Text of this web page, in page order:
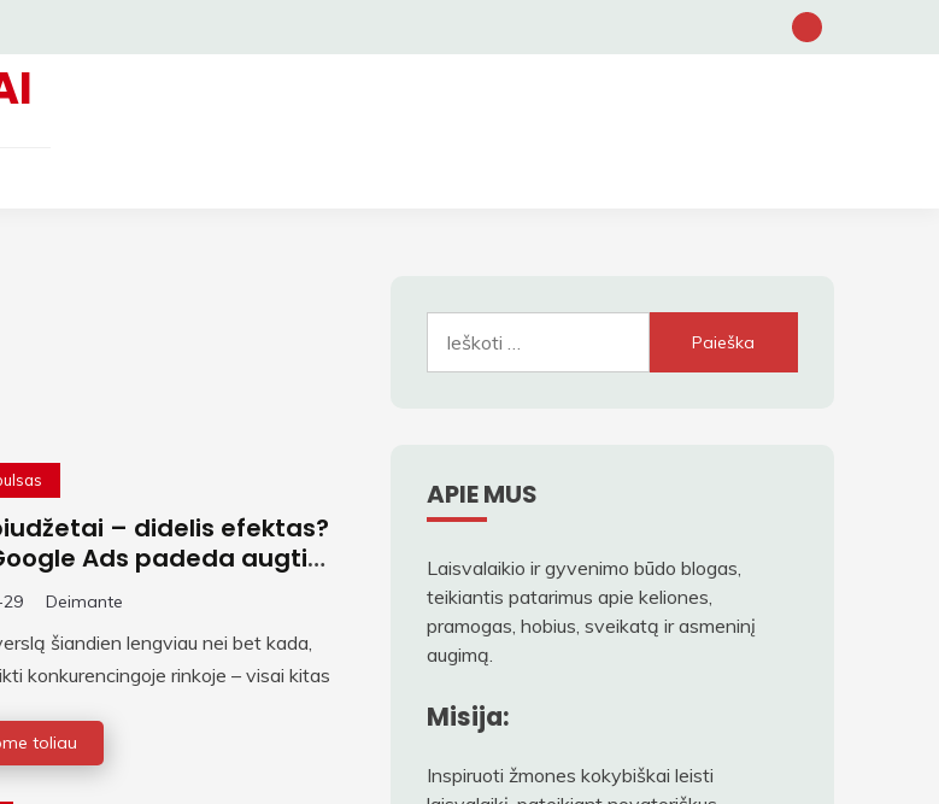
– didelis efektas?
Ads padeda augti
verslui
Deimante
šiandien lengviau nei bet kada,
konkurencingoje rinkoje – visai kitas
toliau
APIE MUS
Laisvalaikio ir gyvenimo būdo blogas,
teikiantis patarimus apie keliones,
pramogas, hobius, sveikatą ir asmeninį
augimą.
Misija:
Inspiruoti žmones kokybiškai leisti